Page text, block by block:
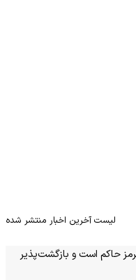
لیست آخرین اخبار منتشر شده
حاکم است و بازگشت‌پذیر